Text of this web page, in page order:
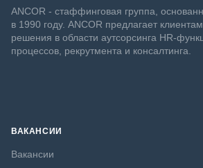
ANCOR - стаффинговая группа,
в 1990 году. ANCOR предлагает клиентам
решения в области аутсорсинга HR-
процессов, рекрутмента и консалтинга.
ВАКАНСИИ
Вакансии